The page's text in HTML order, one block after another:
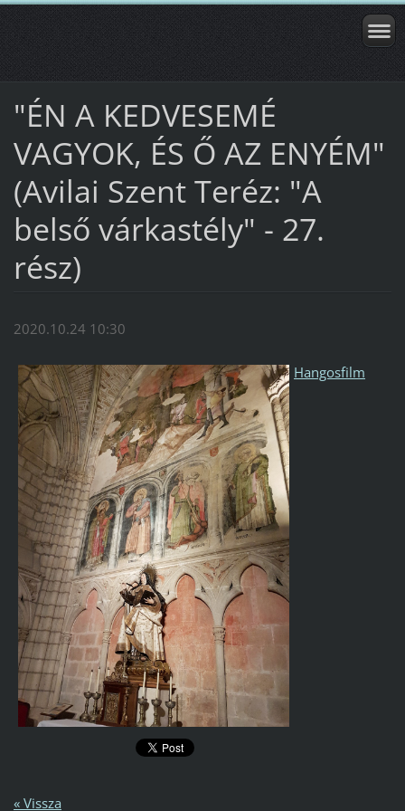
"ÉN A KEDVESEMÉ
VAGYOK, ÉS Ő AZ ENYÉM"
(Avilai Szent Teréz: "A
belső várkastély" - 27.
rész)
2020.10.24 10:30
Hangosfilm
« Vissza